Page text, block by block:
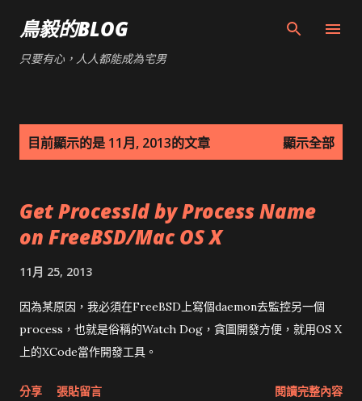
鳥毅的BLOG
只要有心，人人都能成為宅男
目前顯示的是 11月, 2013的文章 顯示全部
Get ProcessId by Process Name
on FreeBSD/Mac OS X
11月 25, 2013
因為某原因，我必須在FreeBSD上寫個daemon去監控另一個
process，也就是俗稱的Watch Dog，貪圖開發方便，就用OS X
上的XCode當作開發工具。
分享 張貼留言 閱讀完整內容